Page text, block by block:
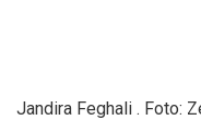
Jandira Feghali . Foto: